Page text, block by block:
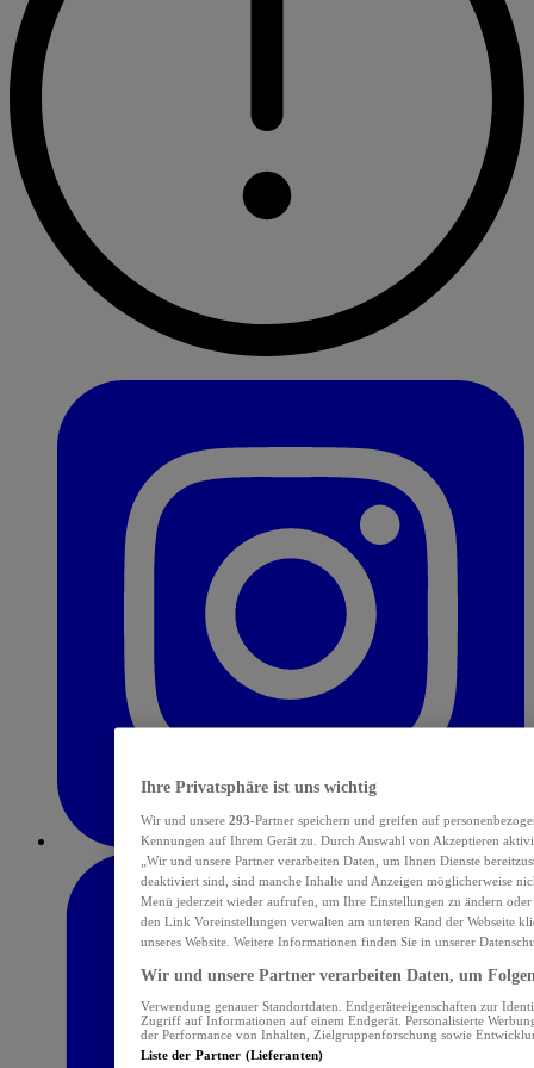
Ihre Privatsphäre ist uns wichtig
Wir und unsere 293-Partner speichern und greifen auf
Kennungen auf Ihrem Gerät zu. Durch Auswahl von Akzeptieren
„Wir und unsere Partner verarbeiten Daten, um Ihnen Dienste
deaktiviert sind, sind manche Inhalte und Anzeigen möglicherweise
Menü jederzeit wieder aufrufen, um Ihre Einstellungen zu ändern
den Link Voreinstellungen verwalten am unteren Rand der Webseite
unseres Website. Weitere Informationen finden Sie in unserer
Wir und unsere Partner verarbeiten Daten, um
Verwendung genauer Standortdaten. Endgeräteeigenschaften zur
Zugriff auf Informationen auf einem Endgerät. Personalisierte
der Performance von Inhalten, Zielgruppenforschung sowie
Liste der Partner (Lieferanten)